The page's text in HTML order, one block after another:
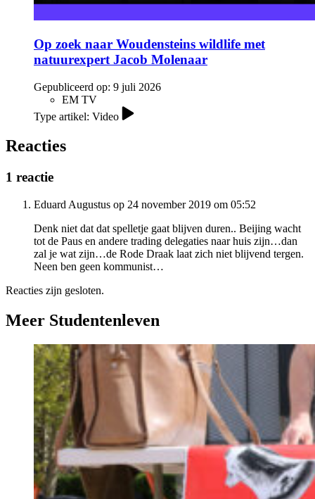
Op zoek naar Woudensteins wildlife met
natuurexpert Jacob Molenaar
Gepubliceerd op: 9 juli 2026
EM TV
Type artikel: Video
Reacties
1 reactie
Eduard Augustus op 24 november 2019 om 05:52
Denk niet dat dat spelletje gaat blijven duren.. Beijing wacht
tot de Paus en andere trading delegaties naar huis zijn…dan
zal je wat zijn…de Rode Draak laat zich niet blijvend tergen.
Neen ben geen kommunist…
Reacties zijn gesloten.
Meer Studentenleven